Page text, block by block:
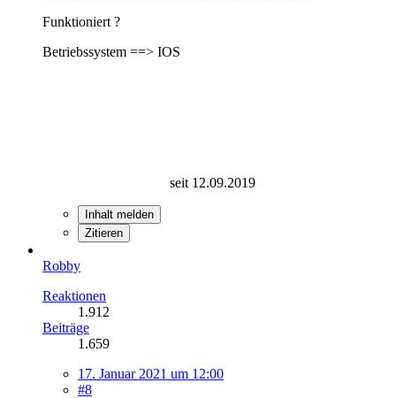
Funktioniert ?
Betriebssystem ==> IOS
seit 12.09.2019
Inhalt melden
Zitieren
Robby
Reaktionen
1.912
Beiträge
1.659
17. Januar 2021 um 12:00
#8